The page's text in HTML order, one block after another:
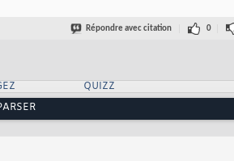
Répondre avec citation 0
QUIZZ